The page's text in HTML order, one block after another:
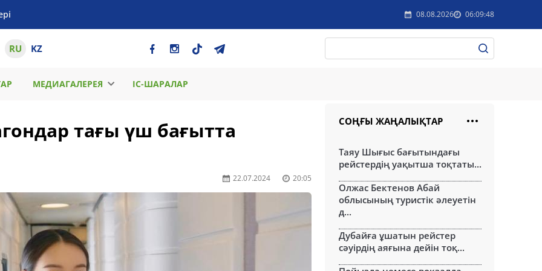
08.08.2026 06:09:48
RU KZ
МЕДИАГАЛЕРЕЯ ІС-ШАРАЛАР
тағы үш бағытта
22.07.2024 20:05
СОҢҒЫ ЖАҢАЛЫҚТАР
Таяу Шығыс бағытындағы
рейстердің уақытша тоқтаты...
Олжас Бектенов Абай
облысының туристік әлеуетін
д...
Дубайға ұшатын рейстер
сәуірдің аяғына дейін тоқ...